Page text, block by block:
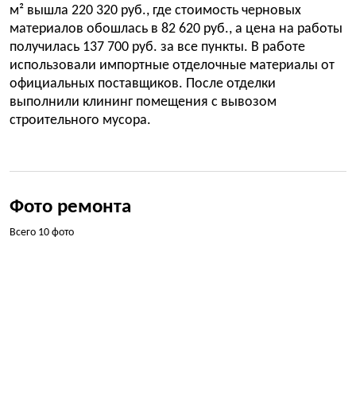
м² вышла 220 320 руб., где стоимость черновых
материалов обошлась в 82 620 руб., а цена на работы
получилась 137 700 руб. за все пункты. В работе
использовали импортные отделочные материалы от
официальных поставщиков. После отделки
выполнили клининг помещения с вывозом
строительного мусора.
Фото ремонта
Всего 10 фото